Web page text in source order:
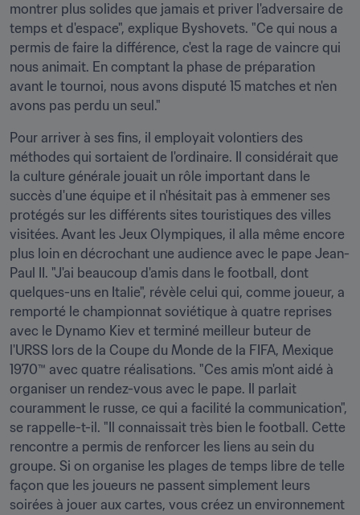
montrer plus solides que jamais et priver l'adversaire de
temps et d'espace", explique Byshovets. "Ce qui nous a
permis de faire la différence, c'est la rage de vaincre qui
nous animait. En comptant la phase de préparation
avant le tournoi, nous avons disputé 15 matches et n'en
avons pas perdu un seul."
Pour arriver à ses fins, il employait volontiers des
méthodes qui sortaient de l'ordinaire. Il considérait que
la culture générale jouait un rôle important dans le
succès d'une équipe et il n'hésitait pas à emmener ses
protégés sur les différents sites touristiques des villes
visitées. Avant les Jeux Olympiques, il alla même encore
plus loin en décrochant une audience avec le pape Jean-
Paul II. "J'ai beaucoup d'amis dans le football, dont
quelques-uns en Italie", révèle celui qui, comme joueur, a
remporté le championnat soviétique à quatre reprises
avec le Dynamo Kiev et terminé meilleur buteur de
l'URSS lors de la Coupe du Monde de la FIFA, Mexique
1970™ avec quatre réalisations. "Ces amis m'ont aidé à
organiser un rendez-vous avec le pape. Il parlait
couramment le russe, ce qui a facilité la communication",
se rappelle-t-il. "Il connaissait très bien le football. Cette
rencontre a permis de renforcer les liens au sein du
groupe. Si on organise les plages de temps libre de telle
façon que les joueurs ne passent simplement leurs
soirées à jouer aux cartes, vous créez un environnement